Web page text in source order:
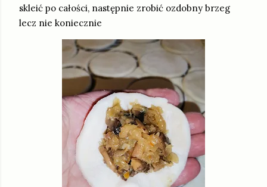
skleić po całości, następnie zrobić ozdobny brzeg
lecz nie koniecznie